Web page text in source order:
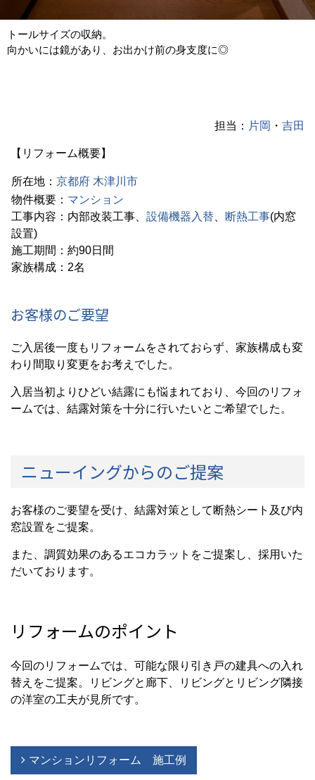
トールサイズの収納。
向かいには鏡があり、お出かけ前の身支度に◎
担当： 片岡 ・ 吉田
【リフォーム概要】
所在地： 京都府 木津川市
物件概要： マンション
工事内容：内部改装工事、 設備機器入替 断熱工事(内窓
設置)
施工期間：約90日間
家族構成：2名
お客様のご要望
ご入居後一度もリフォームをされておらず、家族構成も変
わり間取り変更をお考えでした。
入居当初よりひどい結露にも悩まれており、今回のリフォ
ームでは、結露対策を十分に行いたいとご希望でした。
ニューイングからのご提案
お客様のご要望を受け、結露対策として断熱シート及び内
窓設置をご提案。
また、調質効果のあるエコカラットをご提案し、採用いた
だいております。
リフォームのポイント
今回のリフォームでは、可能な限り引き戸の建具への入れ
替えをご提案。リビングと廊下、リビングとリビング隣接
の洋室の工夫が見所です。
マンションリフォーム 施工例